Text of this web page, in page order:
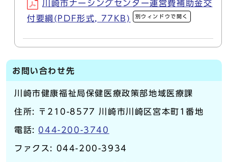
川崎市ナーシングセンター運営費補助金交
付要綱(PDF形式, 77KB)
別ウィンドウで開く
お問い合わせ先
川崎市健康福祉局保健医療政策部地域医療課
住所: 〒210-8577 川崎市川崎区宮本町1番地
電話: 044-200-3740
ファクス: 044-200-3934